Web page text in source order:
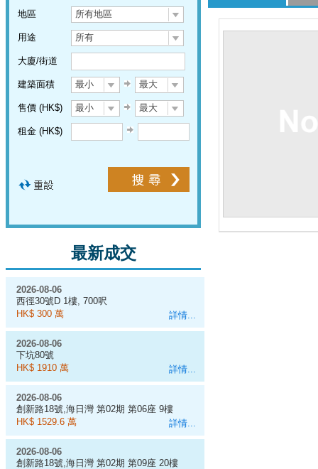
地區 所有地區
用途 所有
大廈/街道
建築面積 最小 最大
售價 (HK$) 最小 最大
租金 (HK$)
最新成交
詳情...
2026-08-06
西徑30號D 1樓, 700呎
HK$ 300 萬
詳情...
2026-08-06
下坑80號
HK$ 1910 萬
詳情...
2026-08-06
創新路18號,海日灣 第02期 第06座 9樓
D室
HK$ 1529.6 萬
2026-08-06
創新路18號,海日灣 第02期 第09座 20樓